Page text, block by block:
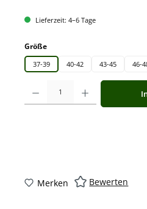
Lieferzeit: 4–6 Tage
Größeauswählen
37-39 40-42 43-45 46-
Produkt Anzahl: Gib den
Merken Bewerten